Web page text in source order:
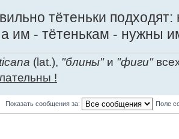
тётеньки
а им - тётенькам - нужны
(lat.), "блины"и "фиги"
!
Показать сообщения за: Поле